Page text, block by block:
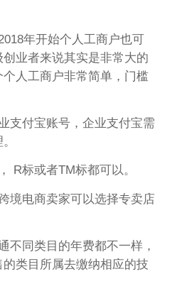
年开始个人工商户也可
业者来说其实是非常大的
人工商户非常简单，门槛
支付宝账号，企业支付宝需
R标或者TM标都可以。
境电商卖家可以选择专卖店
不同类目的年费都不一样，
类目所属去缴纳相应的技